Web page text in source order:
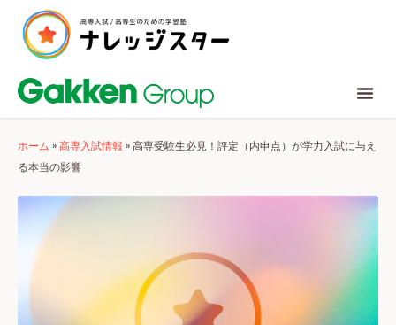
ホーム »高専入試情報 »高専受験生必見！評定（内申点）が学力入試に与え
る本当の影響